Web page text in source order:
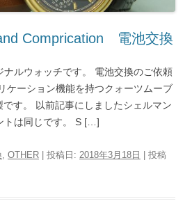
Comprication 電池交換
ルウォッチです。 電池交換のご依頼
ケーション機能を持つクォーツムーブ
す。 以前記事にしましたシェルマン
トは同じです。 S […]
, OTHER | 投稿日: 2018年3月18日
投稿